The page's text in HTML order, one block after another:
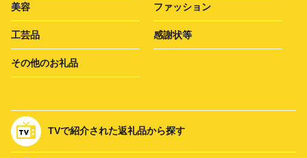
美容 ファッション
工芸品 感謝状等
その他のお礼品
TVで紹介された返礼品から探す